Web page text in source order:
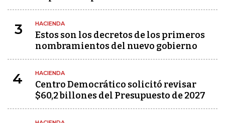
3 HACIENDA
Estos son los decretos de los primeros
nombramientos del nuevo gobierno
4 HACIENDA
Centro Democrático solicitó revisar
$60,2 billones del Presupuesto de 2027